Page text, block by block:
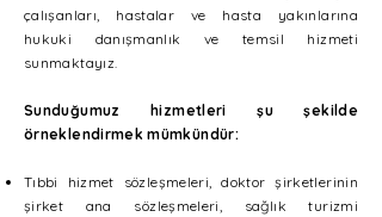
çalışanları, hastalar ve hasta yakınlarına
hukuki danışmanlık ve temsil hizmeti
sunmaktayız.
Sunduğumuz hizmetleri şu şekilde
örneklendirmek mümkündür:
Tıbbi hizmet sözleşmeleri, doktor şirketlerinin
şirket ana sözleşmeleri, sağlık turizmi